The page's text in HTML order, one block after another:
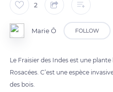
2
Marie Ô FOLLOW
Le Fraisier des Indes est une
Rosacées. C’est une espèce
des bois.